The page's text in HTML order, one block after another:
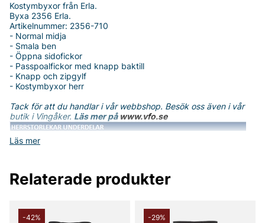
Läs mer
Kostymbyxor från Erla.
Byxa 2356 Erla.
Artikelnummer: 2356-710
- Normal midja
- Smala ben
- Öppna sidofickor
- Passpoalfickor med knapp baktill
- Knapp och zipgylf
- Kostymbyxor herr
Tack för att du handlar i vår webbshop. Besök oss även i vår
butik i Vingåker. Läs mer på www.vfo.se
Relaterade produkter
-42% -29%